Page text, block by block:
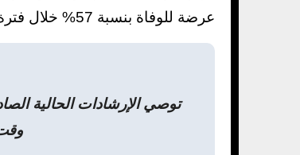
عرضة للوفاة بنسبة 57% خلال فترة الدراسة من أولئك الذين جلسوا أقل من
توصي الإرشادات الحالية